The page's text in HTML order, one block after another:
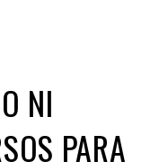
NI
PARA